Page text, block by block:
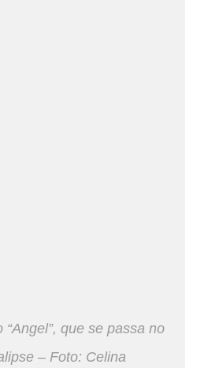
que se passa no
– Foto: Celina